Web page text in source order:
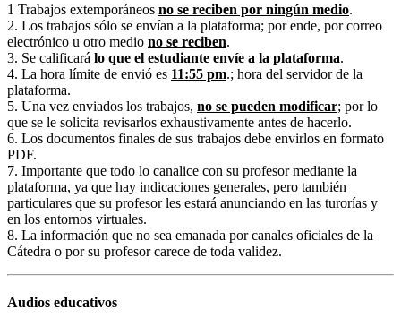
1 Trabajos extemporáneos no se reciben por ningún medio.
2. Los trabajos sólo se envían a la plataforma; por ende, por correo
electrónico u otro medio no se reciben.
3. Se calificará lo que el estudiante envíe a la plataforma.
4. La hora límite de envió es 11:55 pm.; hora del servidor de la
plataforma.
5. Una vez enviados los trabajos, no se pueden modificar; por lo
que se le solicita revisarlos exhaustivamente antes de hacerlo.
6. Los documentos finales de sus trabajos debe envirlos en formato
PDF.
7. Importante que todo lo canalice con su profesor mediante la
plataforma, ya que hay indicaciones generales, pero también
particulares que su profesor les estará anunciando en las turorías y
en los entornos virtuales.
8. La información que no sea emanada por canales oficiales de la
Cátedra o por su profesor carece de toda validez.
Audios educativos